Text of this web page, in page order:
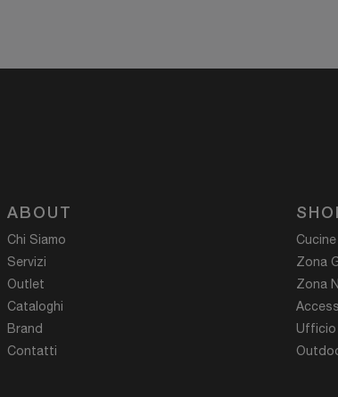
ABOUT
Chi Siamo
Servizi
Outlet
Cataloghi
Brand
Contatti
Zona
Zona
Ufficio